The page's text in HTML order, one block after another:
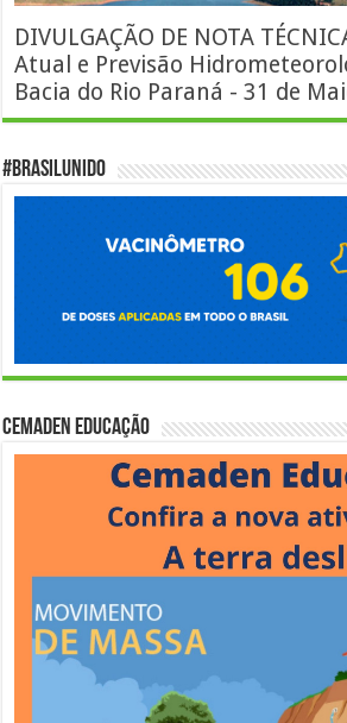
DIVULGAÇÃO DE NOTA
Atual e Previsão
Bacia do Rio Paraná - 31 de
#BrasilUnido
Cemaden Educação